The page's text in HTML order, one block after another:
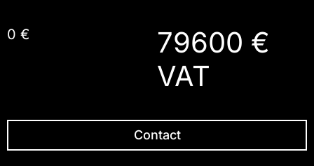
0 €
79600 €
VAT
Contact